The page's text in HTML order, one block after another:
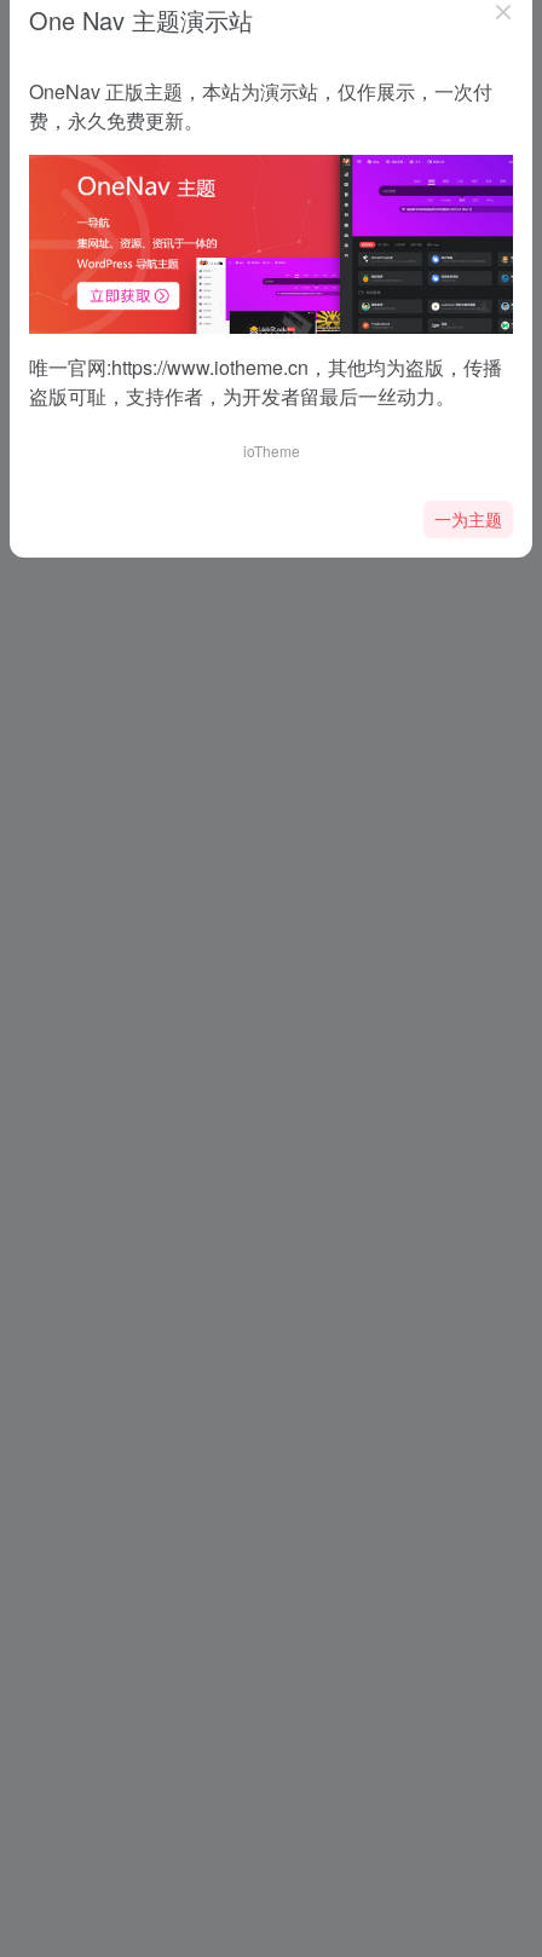
One Nav 主题演示站
OneNav 正版主题，本站为演示站，仅作展示，一次付
费，永久免费更新。
唯一官网:https://www.iotheme.cn ，其他均为盗版，传播
盗版可耻，支持作者，为开发者留最后一丝动力。
ioTheme
一为主题